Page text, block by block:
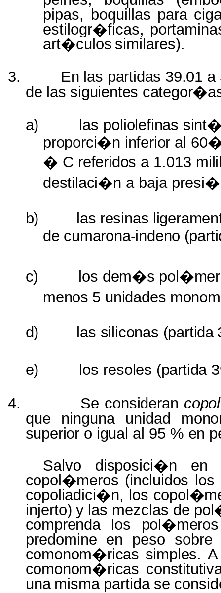
pipas, boquillas para
estilogr�ficas,
art�culos similares).
3.
En las partidas 39.01 a
de las siguientes
a)
las poliolefinas
proporci�n inferior al
� C referidos a 1.013
destilaci�n a baja
b) las resinas
de cumarona-indeno
c) los dem�s
menos 5 unidades
d) las siliconas (partida
e) los resoles (partida
4.
Se consideran
que ninguna unidad
superior o igual al 95 % en
Salvo disposici�n en
copol�meros (incluidos
copoliadici�n, los
injerto) y las mezclas de
comprenda
los
pol�meros
predomine en peso
comonom�ricas simples.
comonom�ricas
una misma partida se